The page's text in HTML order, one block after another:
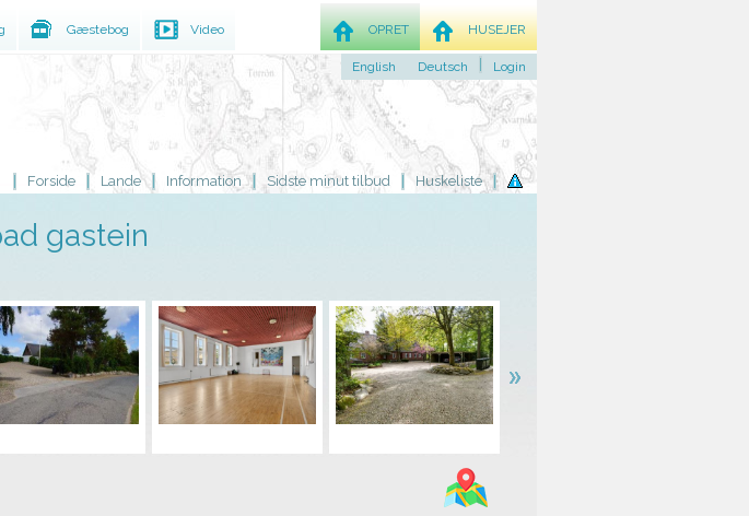
Forside Lande Information Sidste minut tilbud Huskeliste
gastein
Gæstebog Video HUSEJER
OPRET
English Deutsch Login